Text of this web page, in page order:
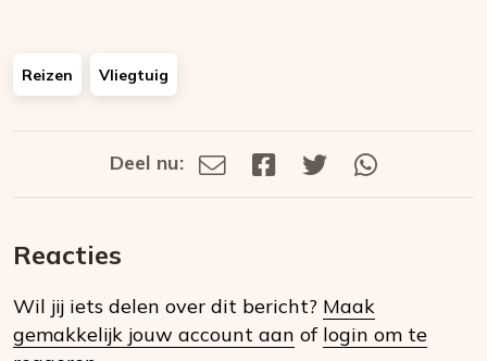
Reizen Vliegtuig
Deel
social
Deel nu:
Deel
Deel
Deel
Reacties
Wil jij iets delen over dit bericht? Maak
gemakkelijk jouw account aan of login om te